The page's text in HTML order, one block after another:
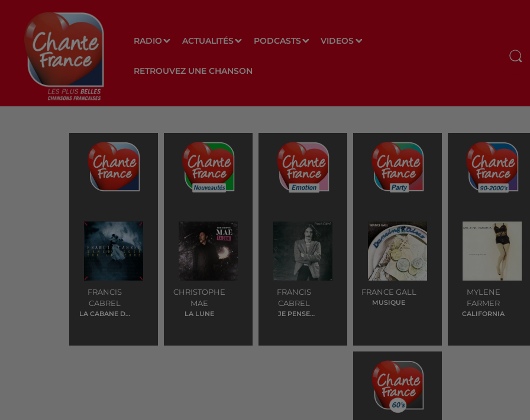
RADIO ACTUALITÉS PODCASTS VIDEOS
RETROUVEZ UNE CHANSON
FRANCIS
CABREL
LA CABANE DU
CHRISTOPHE
MAE
LA LUNE
FRANCIS
CABREL
JE PENSE
FRANCE GALL
MUSIQUE
MYLENE
FARMER
CALIFORNIA